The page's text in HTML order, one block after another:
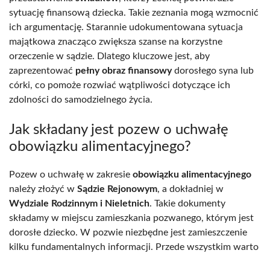
sytuację finansową dziecka. Takie zeznania mogą wzmocnić
ich argumentację. Starannie udokumentowana sytuacja
majątkowa znacząco zwiększa szanse na korzystne
orzeczenie w sądzie. Dlatego kluczowe jest, aby
zaprezentować pełny obraz finansowydorosłego syna lub
córki, co pomoże rozwiać wątpliwości dotyczące ich
zdolności do samodzielnego życia.
Jak składany jest pozew o uchwałę
obowiązku alimentacyjnego?
Pozew o uchwałę w zakresie obowiązku alimentacyjnego
należy złożyć w Sądzie Rejonowym, a dokładniej w
Wydziale Rodzinnym i Nieletnich. Takie dokumenty
składamy w miejscu zamieszkania pozwanego, którym jest
dorosłe dziecko. W pozwie niezbędne jest zamieszczenie
kilku fundamentalnych informacji. Przede wszystkim warto